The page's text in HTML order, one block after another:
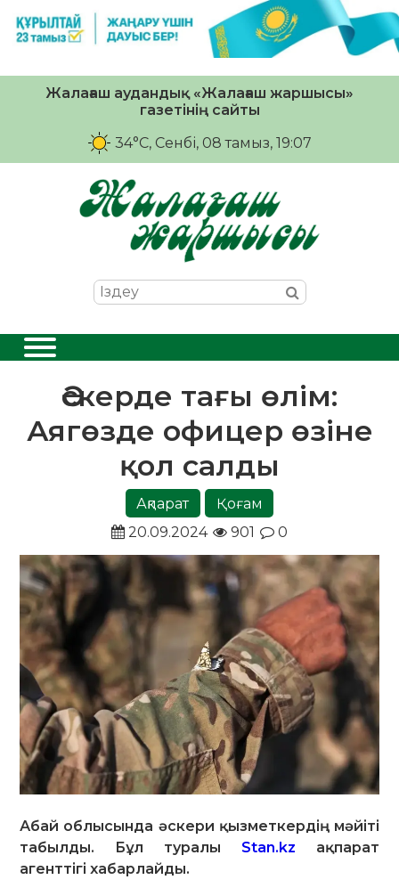
Жалағаш аудандық «Жалағаш жаршысы»
газетінің сайты
34°C, Сенбі, 08 тамыз, 19:07
Әскерде тағы өлім:
Аягөзде офицер өзіне
қол салды
Ақпарат
Қоғам
20.09.2024
901 0
Абай облысында әскери қызметкердің мәйіті
табылды. Бұл туралы Stan.kz ақпарат
агенттігі хабарлайды.